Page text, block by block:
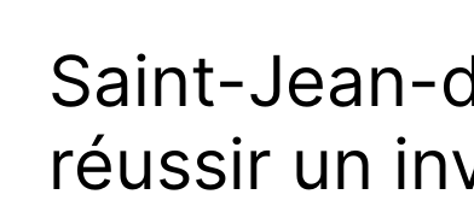
Saint-Jean-
réussir un